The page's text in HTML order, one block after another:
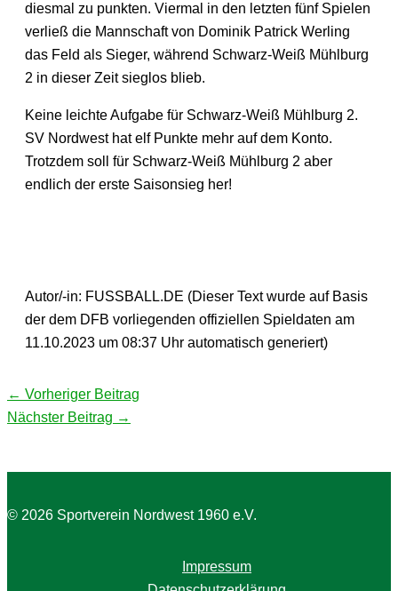
diesmal zu punkten. Viermal in den letzten fünf Spielen
verließ die Mannschaft von Dominik Patrick Werling
das Feld als Sieger, während Schwarz-Weiß Mühlburg
2 in dieser Zeit sieglos blieb.
Keine leichte Aufgabe für Schwarz-Weiß Mühlburg 2.
SV Nordwest hat elf Punkte mehr auf dem Konto.
Trotzdem soll für Schwarz-Weiß Mühlburg 2 aber
endlich der erste Saisonsieg her!
Autor/-in: FUSSBALL.DE (Dieser Text wurde auf Basis
der dem DFB vorliegenden offiziellen Spieldaten am
11.10.2023 um 08:37 Uhr automatisch generiert)
← Vorheriger Beitrag
Nächster Beitrag →
© 2026 Sportverein Nordwest 1960 e.V.
Impressum